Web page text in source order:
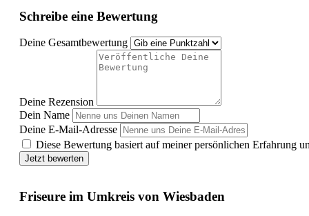
Schreibe eine Bewertung
Deine Gesamtbewertung
Deine Rezension
Dein Name
Deine E-Mail-Adresse
Diese Bewertung basiert auf meiner persönlichen Erfahrung
Jetzt bewerten
Friseure im Umkreis von Wiesbaden